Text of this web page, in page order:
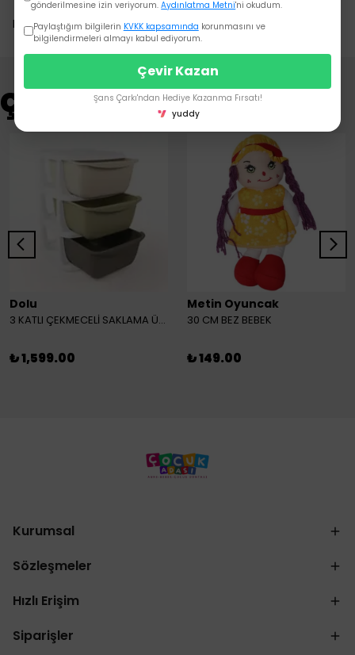
Bu ürün için henüz yorum yapılmamış.
Çok Satanlar
Dolu
3 KATLI ÇEKMECELİ SAKLAMA ÜNİTESİ
₺ 1,599.00
Metin Oyuncak
30 CM BEZ BEBEK
₺ 149.00
Kurumsal
Sözleşmeler
Hızlı Erişim
Siparişler
gönderilmesine izin veriyorum.Aydınlatma Metni'ni okudum.
Paylaştığım bilgilerin KVKK kapsamında korunmasını ve
bilgilendirmeleri almayı kabul ediyorum.
Çevir Kazan
Şans Çarkı'ndan Hediye Kazanma Fırsatı!
yuddy